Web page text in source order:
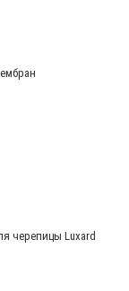
черепицы Luxard